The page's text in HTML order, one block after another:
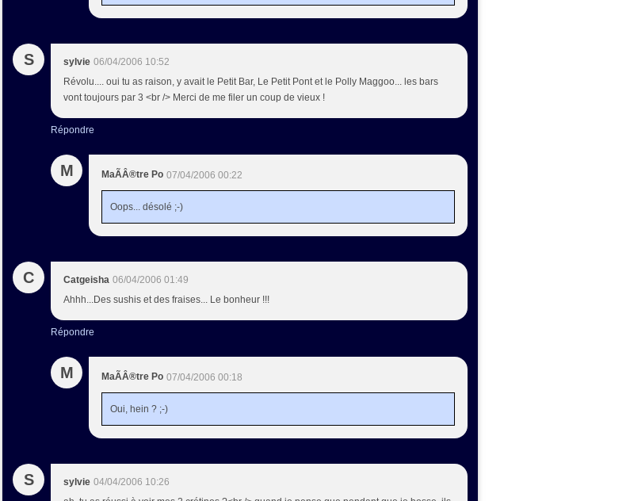
S sylvie 06/04/2006 10:52
Révolu.... oui tu as raison, y avait le Petit Bar, Le Petit Pont et le Polly Maggoo... les bars
vont toujours par 3 <br /> Merci de me filer un coup de vieux !
Répondre
M MaÃÂ®tre Po 07/04/2006 00:22
Oops... désolé ;-)
C Catgeisha 06/04/2006 01:49
Ahhh...Des sushis et des fraises... Le bonheur !!!
Répondre
M MaÃÂ®tre Po 07/04/2006 00:18
Oui, hein ? ;-)
S sylvie 04/04/2006 10:26